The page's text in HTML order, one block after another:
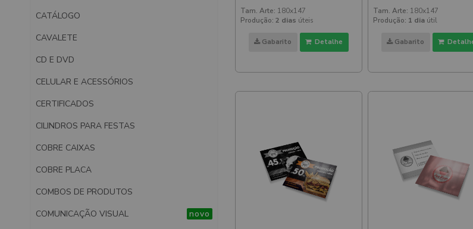
CATÁLOGO
CAVALETE
CD E DVD
CELULAR E ACESSÓRIOS
CERTIFICADOS
CILINDROS PARA FESTAS
COBRE CAIXAS
COBRE PLACA
COMBOS DE PRODUTOS
COMUNICAÇÃO VISUAL
novo
Tam. Arte: 180x147
Produção: 2 dias úteis
Gabarito Detalhe
Tam. Arte: 180x147
Produção: 1 dia útil
Gabarito